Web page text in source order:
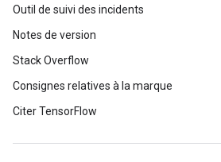
Outil de suivi des incidents
Notes de version
Stack Overflow
Consignes relatives à la marque
Citer TensorFlow